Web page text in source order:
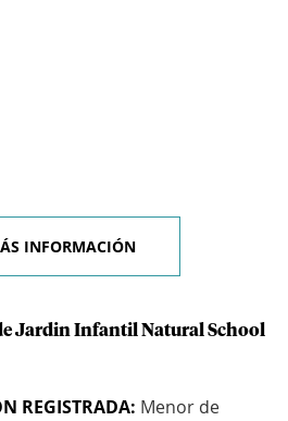
INFORMACIÓN
Jardin Infantil Natural School
REGISTRADA: Menor de